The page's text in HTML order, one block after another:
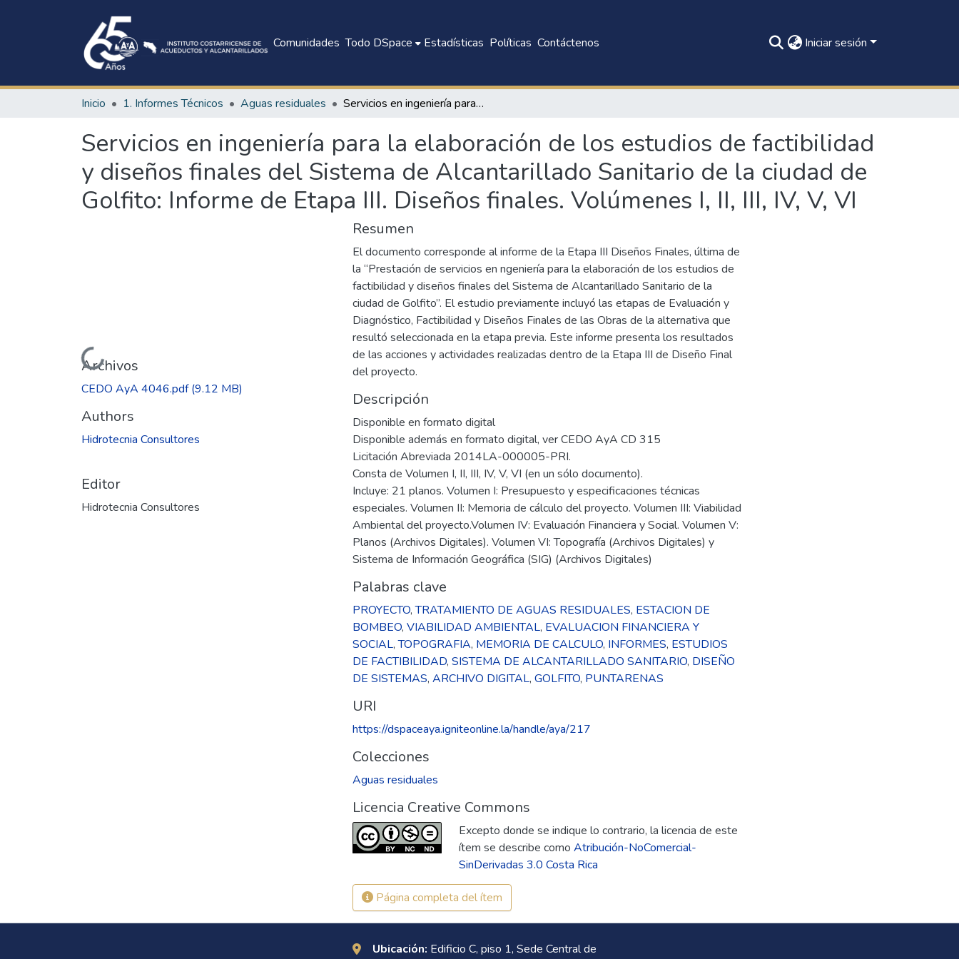
Comunidades Todo DSpace Estadísticas Políticas Contáctenos Iniciar sesión
Inicio 1. Informes Técnicos Aguas residuales Servicios en ingeniería para la elaboración de los estudios de factibilidad y diseños finales del Sistema de Alcantarillado Sanitario de la ciudad de Golfito: Informe de Etapa III. Diseños finales. Volúmenes I, II, III, IV, V, VI
Servicios en ingeniería para la elaboración de los estudios de factibilidad
y diseños finales del Sistema de Alcantarillado Sanitario de la ciudad de
Golfito: Informe de Etapa III. Diseños finales. Volúmenes I, II, III, IV, V, VI
Cargando...
Archivos
CEDO AyA 4046.pdf(9.12 MB)
Authors
Hidrotecnia Consultores
Editor
Hidrotecnia Consultores
Resumen
El documento corresponde al informe de la Etapa III Diseños Finales, última de
la “Prestación de servicios en ngeniería para la elaboración de los estudios de
factibilidad y diseños finales del Sistema de Alcantarillado Sanitario de la
ciudad de Golfito”. El estudio previamente incluyó las etapas de Evaluación y
Diagnóstico, Factibilidad y Diseños Finales de las Obras de la alternativa que
resultó seleccionada en la etapa previa. Este informe presenta los resultados
de las acciones y actividades realizadas dentro de la Etapa III de Diseño Final
del proyecto.
Descripción
Disponible en formato digital
Disponible además en formato digital, ver CEDO AyA CD 315
Licitación Abreviada 2014LA-000005-PRI.
Consta de Volumen I, II, III, IV, V, VI (en un sólo documento).
Incluye: 21 planos. Volumen I: Presupuesto y especificaciones técnicas
especiales. Volumen II: Memoria de cálculo del proyecto. Volumen III: Viabilidad
Ambiental del proyecto.Volumen IV: Evaluación Financiera y Social. Volumen V:
Planos (Archivos Digitales). Volumen VI: Topografía (Archivos Digitales) y
Sistema de Información Geográfica (SIG) (Archivos Digitales)
Palabras clave
PROYECTO,TRATAMIENTO DE AGUAS RESIDUALES, ESTACION DE
BOMBEO, VIABILIDAD AMBIENTAL, EVALUACION FINANCIERA Y
SOCIAL,TOPOGRAFIA, MEMORIA DE CALCULO, INFORMES, ESTUDIOS
DE FACTIBILIDAD, SISTEMA DE ALCANTARILLADO SANITARIO, DISEÑO
DE SISTEMAS, ARCHIVO DIGITAL, GOLFITO, PUNTARENAS
URI
https://dspaceaya.igniteonline.la/handle/aya/217
Colecciones
Aguas residuales
Licencia Creative Commons
Excepto donde se indique lo contrario, la licencia de este
ítem se describe como Atribución-NoComercial-
SinDerivadas 3.0 Costa Rica
Página completa del ítem
Ubicación: Edificio C, piso 1, Sede Central de